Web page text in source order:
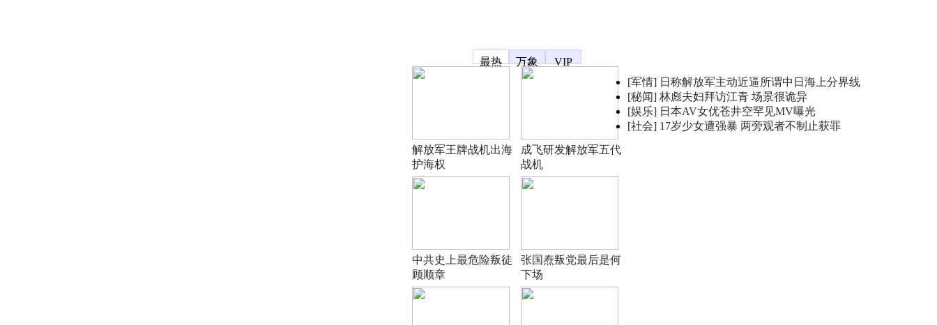
最热
万象 VIP
解放军王牌战机出海
护海权
成飞研发解放军五代
战机
中共史上最危险叛徒
顾顺章
张国焘叛党最后是何
下场
[军情] 日称解放军主动近逼所谓中日海上分界线
[秘闻] 林彪夫妇拜访江青 场景很诡异
[娱乐] 日本AV女优苍井空罕见MV曝光
[社会] 17岁少女遭强暴 两旁观者不制止获罪